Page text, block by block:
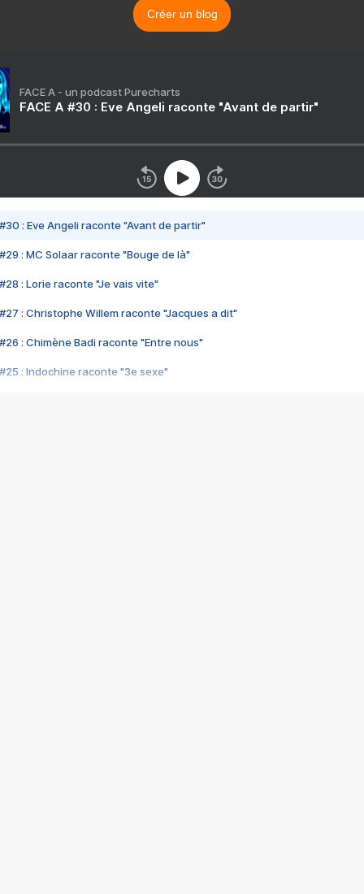
Créer un blog
FACE A - un podcast Purecharts
FACE A #30 : Eve Angeli raconte "Avant de partir"
#30 : Eve Angeli raconte "Avant de partir"
#29 : MC Solaar raconte "Bouge de là"
#28 : Lorie raconte "Je vais vite"
#27 : Christophe Willem raconte "Jacques a dit"
#26 : Chimène Badi raconte "Entre nous"
#25 : Indochine raconte "3e sexe"